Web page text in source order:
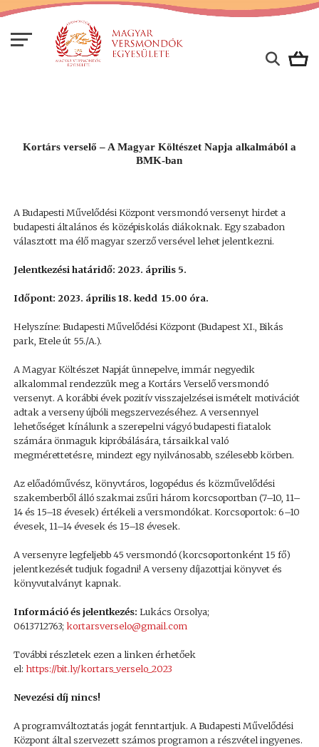
Kortárs verselő – A Magyar Költészet Napja alkalmából a
BMK-ban
A Budapesti Művelődési Központ versmondó versenyt hirdet a
budapesti általános és középiskolás diákoknak. Egy szabadon
választott ma élő magyar szerző versével lehet jelentkezni.
Jelentkezési határidő: 2023. április 5.
Időpont: 2023. április 18. kedd 15.00 óra.
Helyszíne: Budapesti Művelődési Központ (Budapest XI., Bikás
park, Etele út 55./A.).
A Magyar Költészet Napját ünnepelve, immár negyedik
alkalommal rendezzük meg a Kortárs Verselő versmondó
versenyt. A korábbi évek pozitív visszajelzései ismételt motivációt
adtak a verseny újbóli megszervezéséhez. A versennyel
lehetőséget kínálunk a szerepelni vágyó budapesti fiatalok
számára önmaguk kipróbálására, társaikkal való
megmérettetésre, mindezt egy nyilvánosabb, szélesebb körben.
Az előadóművész, könyvtáros, logopédus és közművelődési
szakemberből álló szakmai zsűri három korcsoportban (7–10, 11–
14 és 15–18 évesek) értékeli a versmondókat. Korcsoportok: 6–10
évesek, 11–14 évesek és 15–18 évesek.
A versenyre legfeljebb 45 versmondó (korcsoportonként 15 fő)
jelentkezését tudjuk fogadni! A verseny díjazottjai könyvet és
könyvutalványt kapnak.
Információ és jelentkezés: Lukács Orsolya;
0613712763; kortarsverselo@gmail.com
További részletek ezen a linken érhetőek
el: https://bit.ly/kortars_verselo_2023
Nevezési díj nincs!
A programváltoztatás jogát fenntartjuk. A Budapesti Művelődési
Központ által szervezett számos programon a részvétel ingyenes.